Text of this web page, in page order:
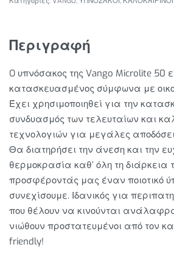
Περιγραφή
O υπνόσακος της Vango Microlite 50
κατασκευασμένος σύμφωνα με
Έχει χρησιμοποιηθεί για την
συνδυασμός των τελευταίων και
τεχνολογιών για μεγάλες
Θα διατηρήσει την άνεση και την
θερμοκρασία καθ’ όλη τη διάρκεια
προσφέροντάς μας έναν ποιοτικό
συνεχίσουμε. Ιδανικός για
που θέλουν να κινούνται
νιώθουν προστατευμένοι από τον
friendly!